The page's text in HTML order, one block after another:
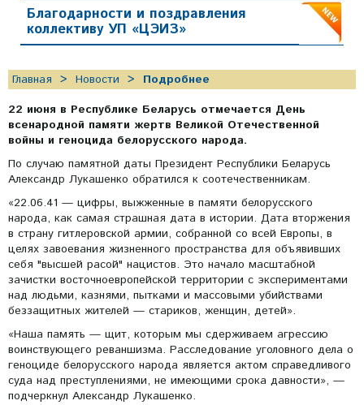
Благодарности и поздравления
коллективу УП «ЦЭИЗ»
Главная Новости
Подробнее
22 июня в Республике Беларусь отмечается День
всенародной памяти жертв Великой Отечественной
войны и геноцида белорусского народа.
По случаю памятной даты Президент Республики Беларусь
Александр Лукашенко обратился к соотечественникам.
«22.06.41 — цифры, выжженные в памяти белорусского
народа, как самая страшная дата в истории. Дата вторжения
в страну гитлеровской армии, собранной со всей Европы, в
целях завоевания жизненного пространства для объявивших
себя "высшей расой" нацистов. Это начало масштабной
зачистки восточноевропейской территории с экспериментами
над людьми, казнями, пытками и массовыми убийствами
беззащитных жителей — стариков, женщин, детей».
«Наша память — щит, которым мы сдерживаем агрессию
воинствующего реваншизма. Расследование уголовного дела о
геноциде белорусского народа является актом справедливого
суда над преступлениями, не имеющими срока давности», —
подчеркнул Александр Лукашенко.